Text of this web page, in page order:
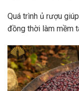
Quá trình ủ rượu
đồng thời làm mềm